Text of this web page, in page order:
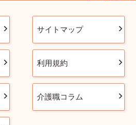
サイトマップ
利用規約
介護職コラム